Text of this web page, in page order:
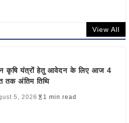
View All
कृषि यंत्रों हेतु आवेदन के लिए आज 4
तक अंतिम तिथि
5, 2026 1 min read